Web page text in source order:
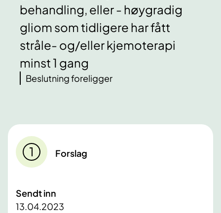
behandling, eller - høygradig
gliom som tidligere har fått
stråle- og/eller kjemoterapi
minst 1 gang
Beslutning foreligger
Forslag
Sendt inn
13.04.2023